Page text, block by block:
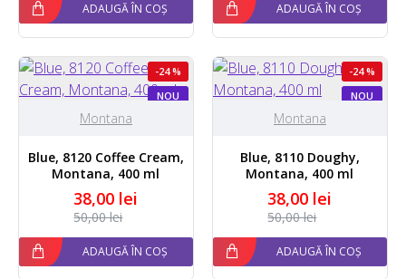
ADAUGĂ ÎN COȘ ADAUGĂ ÎN COȘ
NOU
-24 %
Montana
Blue, 8120 Coffee Cream,
Montana, 400 ml
38,00 lei
50,00 lei
ADAUGĂ ÎN COȘ
NOU
-24 %
Montana
Blue, 8110 Doughy,
Montana, 400 ml
38,00 lei
50,00 lei
ADAUGĂ ÎN COȘ